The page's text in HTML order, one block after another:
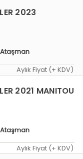
2023
Aylık Fiyat (+ KDV)
2021 MANITOU
Aylık Fiyat (+ KDV)